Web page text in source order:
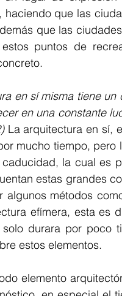
haciendo que las
que las
puntos de
en sí misma tiene
en una constante
La arquitectura en sí,
mucho tiempo,
la cual es
estas grandes
algunos métodos
efímera, esta es
solo durara por poco
estos elementos.
elemento